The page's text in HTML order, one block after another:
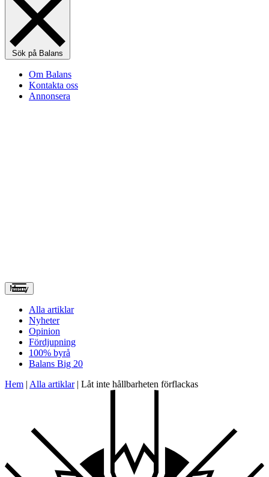
Sök på Balans
Om Balans
Kontakta oss
Annonsera
Meny
Alla artiklar
Nyheter
Opinion
Fördjupning
100% byrå
Balans Big 20
Hem | Alla artiklar| Låt inte hållbarheten förflackas